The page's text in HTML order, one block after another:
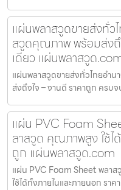
แผ่นพลาสวูดขายส่งทั่ว
สวูดคุณภาพ พร้อมส่งถึ
เดียว แผ่นพลาสวูด
แผ่นพลาสวูดขายส่งทั่วไทยอำ
ส่งถึงใจ – งานดี ราคาถูก คร
แผ่น PVC Foam
ลาสวูด คุณภาพสูง ใช้ไ
ถูก แผ่นพลาสวูด.com
แผ่น PVC Foam Sheet พลา
ใช้ได้ทั้งภายในและภายนอก ร